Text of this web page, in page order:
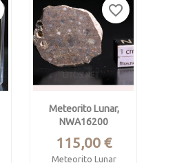
Meteorito Lunar,
NWA16200
Precio
115,00 €
Meteorito Lunar
favorite_border